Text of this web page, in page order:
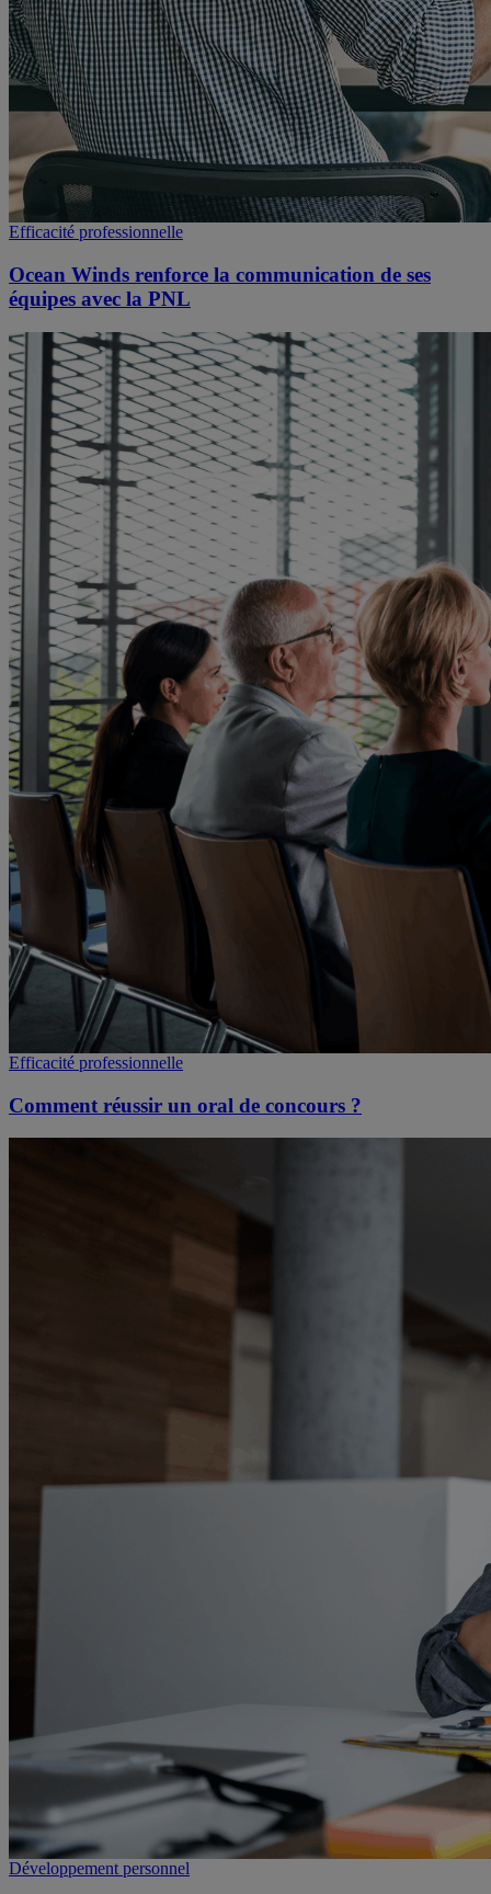
Efficacité professionnelle
Ocean Winds renforce la communication de ses
équipes avec la PNL
Efficacité professionnelle
Comment réussir un oral de concours ?
Développement personnel